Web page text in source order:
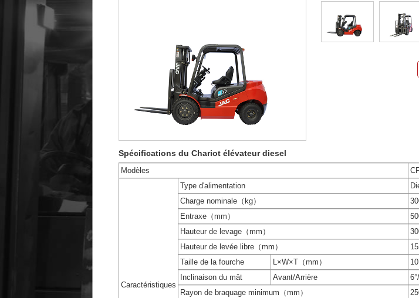
Spécifications du Chariot élévateur diesel
Modèles
Caractéristiques
Type d'alimentation
Charge nominale（kg）
Entraxe（mm）
Hauteur de levage（mm）
Hauteur de levée libre（mm）
Taille de la fourche
L×W×T（mm）
Inclinaison du mât
Avant/Arrière
Rayon de braquage minimum（mm）